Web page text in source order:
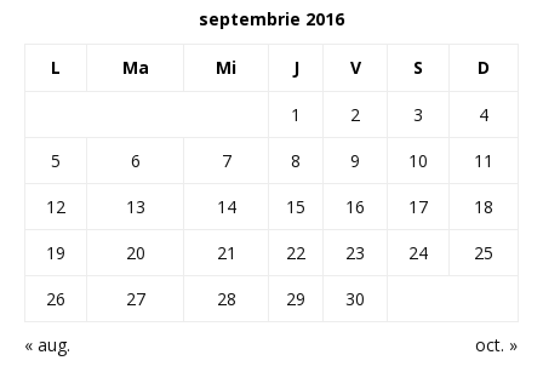
septembrie 2016
L Ma Mi J V S D
« aug. oct. »
1 2 3
4
5
6 7 8 9 10
11
12
13 14 15 16 17
18
19
20 21 22 23 24
25
26
27 28 29 30